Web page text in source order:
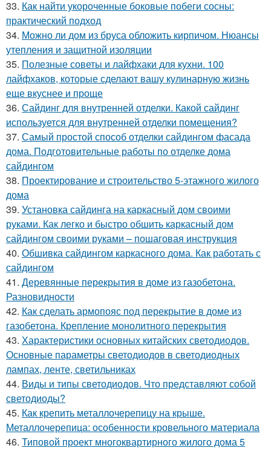
33. Как найти укороченные боковые побеги сосны:
практический подход
34. Можно ли дом из бруса обложить кирпичом. Нюансы
утепления и защитной изоляции
35. Полезные советы и лайфхаки для кухни. 100
лайфхаков, которые сделают вашу кулинарную жизнь
еще вкуснее и проще
36. Сайдинг для внутренней отделки. Какой сайдинг
используется для внутренней отделки помещения?
37. Самый простой способ отделки сайдингом фасада
дома. Подготовительные работы по отделке дома
сайдингом
38. Проектирование и строительство 5-этажного жилого
дома
39. Установка сайдинга на каркасный дом своими
руками. Как легко и быстро обшить каркасный дом
сайдингом своими руками – пошаговая инструкция
40. Обшивка сайдингом каркасного дома. Как работать с
сайдингом
41. Деревянные перекрытия в доме из газобетона.
Разновидности
42. Как сделать армопояс под перекрытие в доме из
газобетона. Крепление монолитного перекрытия
43. Характеристики основных китайских светодиодов.
Основные параметры светодиодов в светодиодных
лампах, ленте, светильниках
44. Виды и типы светодиодов. Что представляют собой
светодиоды?
45. Как крепить металлочерепицу на крыше.
Металлочерепица: особенности кровельного материала
46. Типовой проект многоквартирного жилого дома 5